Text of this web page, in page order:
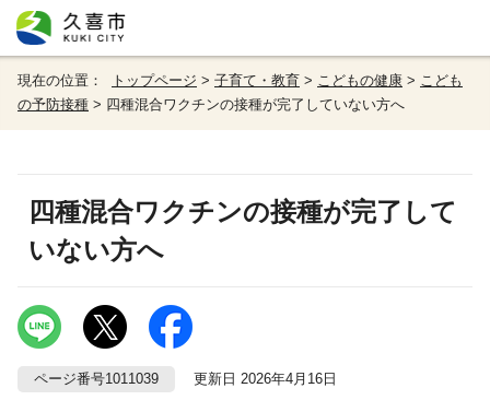
現在の位置： トップページ > 子育て・教育 > こどもの健康 > こども
の予防接種 > 四種混合ワクチンの接種が完了していない方へ
四種混合ワクチンの接種が完了して
いない方へ
ページ番号1011039 更新日 2026年4月16日